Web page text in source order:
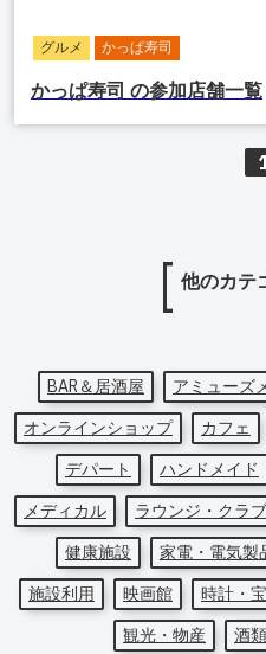
グルメ かっぱ寿司
かっぱ寿司 の参加店舗一覧
他のカテ
BAR＆居酒屋 アミューズ
オンラインショップ
カフェ
デパート
ハンドメイド
メディカル
ラウンジ・クラブ
健康施設
家電・電気製
施設利用
映画館 時計・
観光・物産
酒類